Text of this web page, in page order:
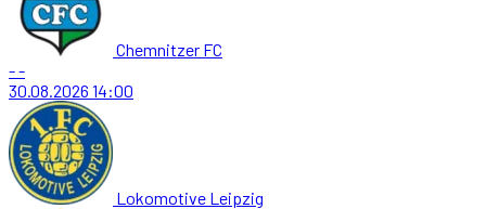
Chemnitzer FC
--
30.08.2026 14:00
Lokomotive Leipzig